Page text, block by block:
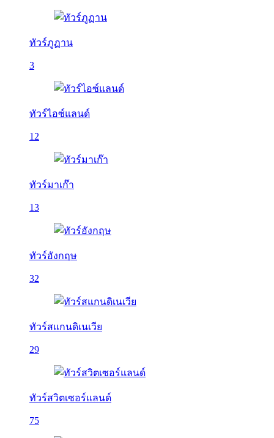
ทัวร์ภูฏาน
3
ทัวร์ไอซ์แลนด์
12
ทัวร์มาเก๊า
13
ทัวร์อังกฤษ
32
ทัวร์สแกนดิเนเวีย
29
ทัวร์สวิตเซอร์แลนด์
75